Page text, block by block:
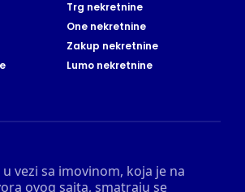
vezi sa imovinom, koja je na
ovog sajta, smatraju se
Trg nekretnine
One nekretnine
Zakup nekretnine
Lumo nekretnine